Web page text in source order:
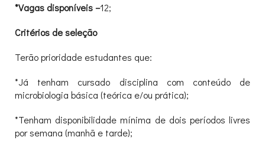
*Vagas disponíveis –12;
Critérios de seleção
Terão prioridade estudantes que:
*Já tenham cursado disciplina com conteúdo de
microbiologia básica (teórica e/ou prática);
*Tenham disponibilidade mínima de dois períodos livres
por semana (manhã e tarde);